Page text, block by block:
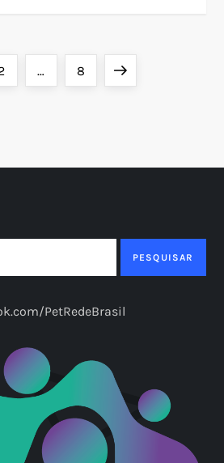
… Page
8 Next
PESQUISAR
PetRedeBrasil